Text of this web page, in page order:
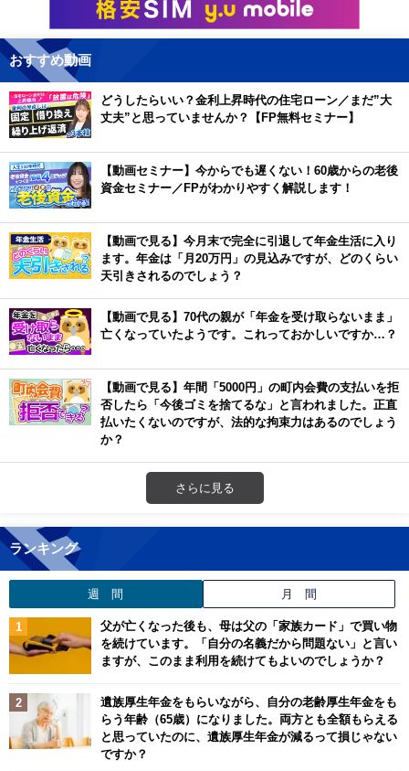
おすすめ動画
どうしたらいい？金利上昇時代の住宅ローン／まだ”大
丈夫”と思っていませんか？【FP無料セミナー】
【動画セミナー】今からでも遅くない！60歳からの老後
資金セミナー／FPがわかりやすく解説します！
【動画で見る】今月末で完全に引退して年金生活に入り
ます。年金は「月20万円」の見込みですが、どのくらい
天引きされるのでしょう？
【動画で見る】70代の親が「年金を受け取らないまま」
亡くなっていたようです。これっておかしいですか…？
【動画で見る】年間「5000円」の町内会費の支払いを拒
否したら「今後ゴミを捨てるな」と言われました。正直
払いたくないのですが、法的な拘束力はあるのでしょう
か？
さらに見る
ランキング
週 間 月 間
父が亡くなった後も、母は父の「家族カード」で買い物
を続けています。「自分の名義だから問題ない」と言い
ますが、このまま利用を続けてもよいのでしょうか？
遺族厚生年金をもらいながら、自分の老齢厚生年金をも
らう年齢（65歳）になりました。両方とも全額もらえる
と思っていたのに、遺族厚生年金が減るって損じゃない
ですか？